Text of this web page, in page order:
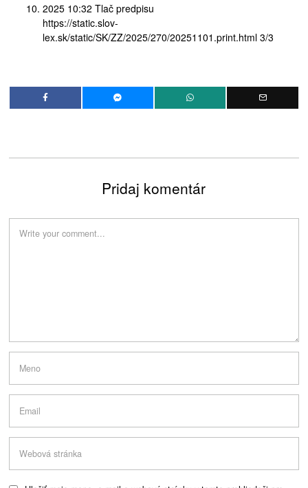
2025 10:32 Tlač predpisu
https://static.slov-
lex.sk/static/SK/ZZ/2025/270/20251101.print.html 3/3
Pridaj komentár